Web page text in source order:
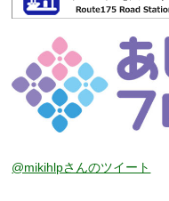
@mikihlpさんのツイート